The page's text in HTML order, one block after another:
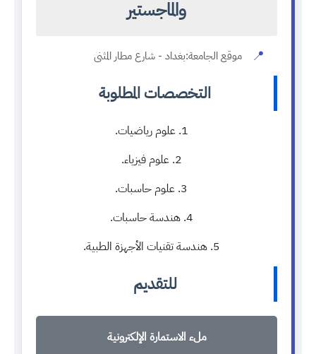
والماجستير
📍 موقع الجامعة:بغداد - شارع مطار المثنى
التخصصات المطلوبة
علوم رياضيات.
علوم فيزياء.
علوم حاسبات.
هندسة حاسبات.
هندسة تقنيات الأجهزة الطبية.
للتقديم
ملء الاستمارة الإلكترونية